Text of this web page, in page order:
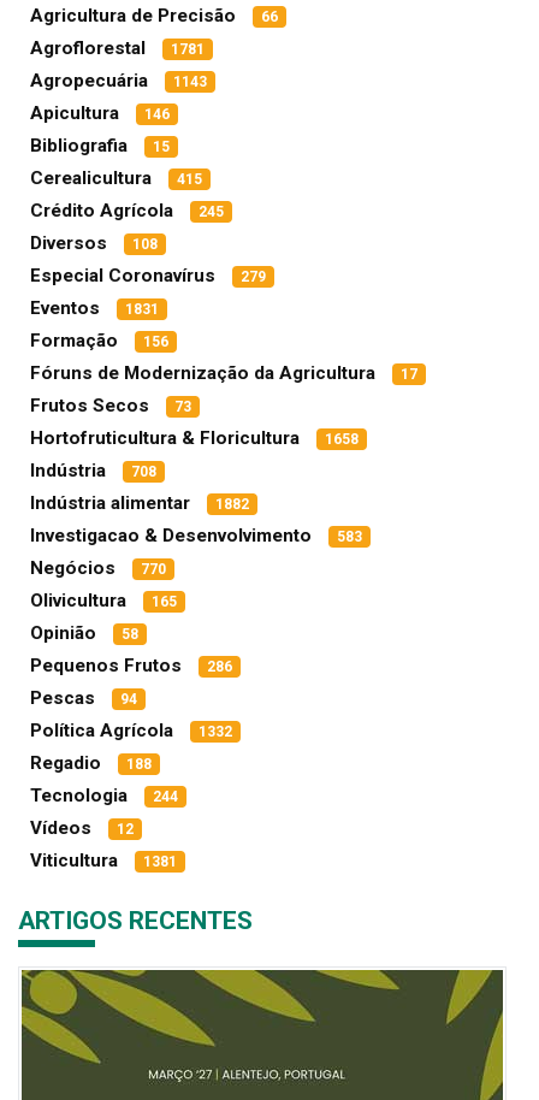
Agricultura de Precisão 66
Agroflorestal 1781
Agropecuária 1143
Apicultura 146
Bibliografia 15
Cerealicultura 415
Crédito Agrícola 245
Diversos 108
Especial Coronavírus 279
Eventos 1831
Formação 156
Fóruns de Modernização da Agricultura 17
Frutos Secos 73
Hortofruticultura & Floricultura 1658
Indústria 708
Indústria alimentar 1882
Investigacao & Desenvolvimento 583
Negócios 770
Olivicultura 165
Opinião 58
Pequenos Frutos 286
Pescas 94
Política Agrícola 1332
Regadio 188
Tecnologia 244
Vídeos 12
Viticultura 1381
ARTIGOS RECENTES